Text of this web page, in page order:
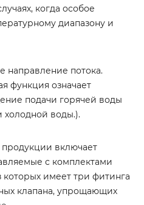
когда особое
диапазону и
направление потока.
функция означает
подачи горячей воды
воды.).
включает
с комплектами
имеет три фитинга
клапана, упрощающих